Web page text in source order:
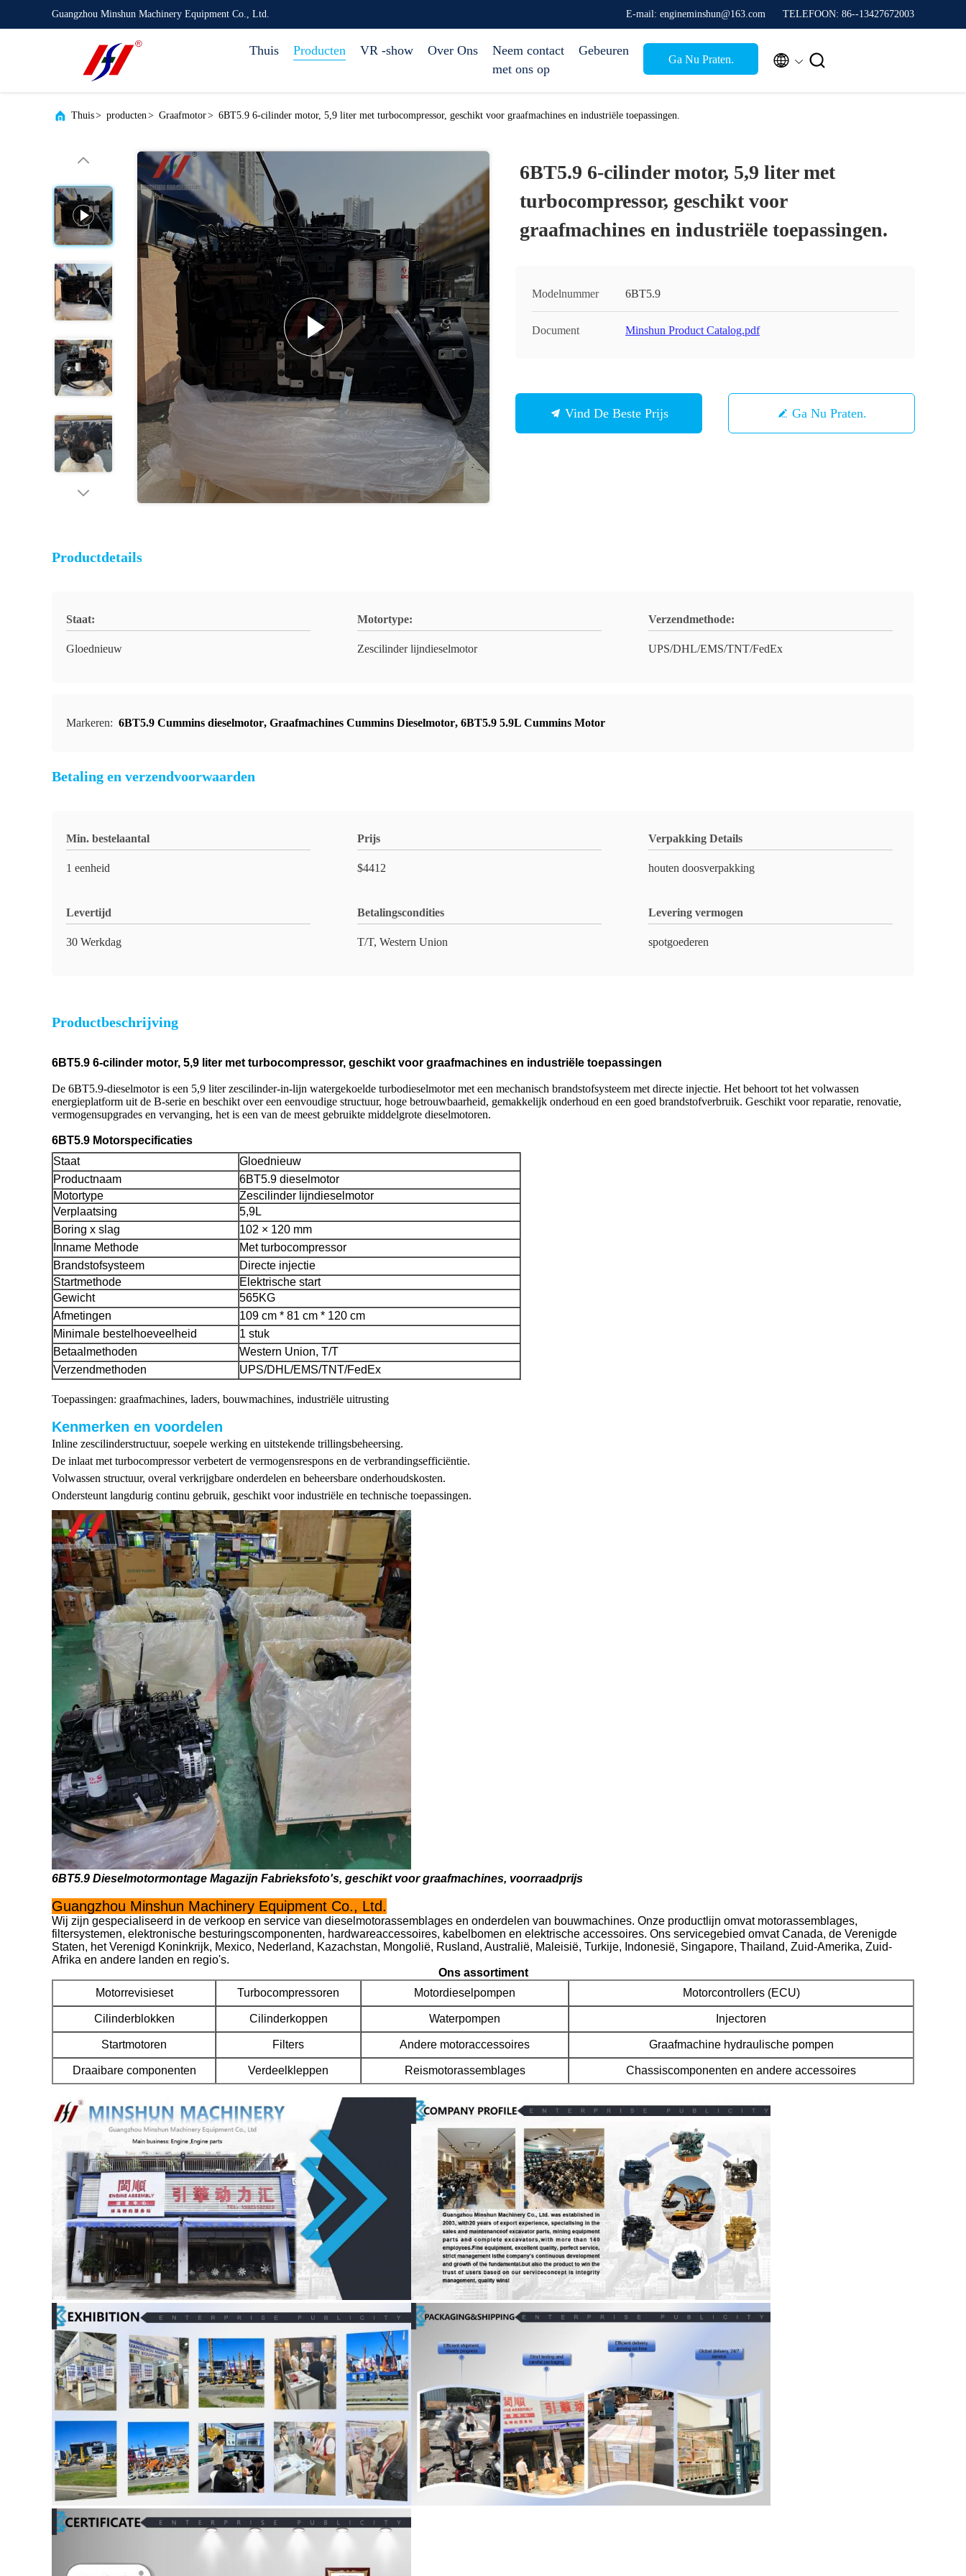
Guangzhou Minshun Machinery Equipment Co., Ltd. E-mail: engineminshun@163.com TELEFOON: 86--13427672003
Thuis Producten VR -show Over Ons
Neem contact
met ons op
Gebeuren
Ga Nu Praten.  
Thuis> producten> Graafmotor> 6BT5.9 6-cilinder motor, 5,9 liter met turbocompressor, geschikt voor graafmachines en industriële toepassingen.
6BT5.9 6-cilinder motor, 5,9 liter met
turbocompressor, geschikt voor
graafmachines en industriële toepassingen.
Modelnummer 6BT5.9
Document Minshun Product Catalog.pdf
Vind De Beste Prijs Ga Nu Praten.
Productdetails
Staat:
Gloednieuw
Motortype:
Zescilinder lijndieselmotor
Verzendmethode:
UPS/DHL/EMS/TNT/FedEx
Markeren: 6BT5.9 Cummins dieselmotor, Graafmachines Cummins Dieselmotor, 6BT5.9 5.9L Cummins Motor
Betaling en verzendvoorwaarden
Min. bestelaantal
1 eenheid
Prijs
$4412
Verpakking Details
houten doosverpakking
Levertijd
30 Werkdag
Betalingscondities
T/T, Western Union
Levering vermogen
spotgoederen
Productbeschrijving
6BT5.9 6-cilinder motor, 5,9 liter met turbocompressor, geschikt voor graafmachines en industriële toepassingen
De 6BT5.9-dieselmotor is een 5,9 liter zescilinder-in-lijn watergekoelde turbodieselmotor met een mechanisch brandstofsysteem met directe injectie. Het behoort tot het volwassen
energieplatform uit de B-serie en beschikt over een eenvoudige structuur, hoge betrouwbaarheid, gemakkelijk onderhoud en een goed brandstofverbruik. Geschikt voor reparatie, renovatie,
vermogensupgrades en vervanging, het is een van de meest gebruikte middelgrote dieselmotoren.
6BT5.9 Motorspecificaties
Staat
Gloednieuw
Productnaam
6BT5.9 dieselmotor
Motortype
Zescilinder lijndieselmotor
Verplaatsing
5,9L
Boring x slag
102 × 120 mm
Inname Methode
Met turbocompressor
Brandstofsysteem
Directe injectie
Startmethode
Elektrische start
Gewicht
565KG
Afmetingen
109 cm * 81 cm * 120 cm
Minimale bestelhoeveelheid
1 stuk
Betaalmethoden
Western Union, T/T
Verzendmethoden
UPS/DHL/EMS/TNT/FedEx
Toepassingen: graafmachines, laders, bouwmachines, industriële uitrusting
Kenmerken en voordelen
Inline zescilinderstructuur, soepele werking en uitstekende trillingsbeheersing.
De inlaat met turbocompressor verbetert de vermogensrespons en de verbrandingsefficiëntie.
Volwassen structuur, overal verkrijgbare onderdelen en beheersbare onderhoudskosten.
Ondersteunt langdurig continu gebruik, geschikt voor industriële en technische toepassingen.
6BT5.9 Dieselmotormontage Magazijn Fabrieksfoto's, geschikt voor graafmachines, voorraadprijs
Guangzhou Minshun Machinery Equipment Co., Ltd.
Wij zijn gespecialiseerd in de verkoop en service van dieselmotorassemblages en onderdelen van bouwmachines. Onze productlijn omvat motorassemblages,
filtersystemen, elektronische besturingscomponenten, hardwareaccessoires, kabelbomen en elektrische accessoires. Ons servicegebied omvat Canada, de Verenigde
Staten, het Verenigd Koninkrijk, Mexico, Nederland, Kazachstan, Mongolië, Rusland, Australië, Maleisië, Turkije, Indonesië, Singapore, Thailand, Zuid-Amerika, Zuid-
Afrika en andere landen en regio's.
Ons assortiment
Motorrevisieset
Turbocompressoren Motordieselpompen Motorcontrollers (ECU)
Cilinderblokken Cilinderkoppen Waterpompen Injectoren
Startmotoren Filters Andere motoraccessoires Graafmachine hydraulische pompen
Draaibare componenten Verdeelkleppen Reismotorassemblages Chassiscomponenten en andere accessoires